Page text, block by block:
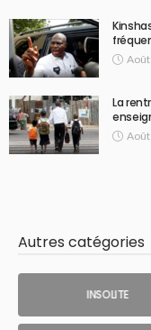
La
Autres catégories
INSOLITE